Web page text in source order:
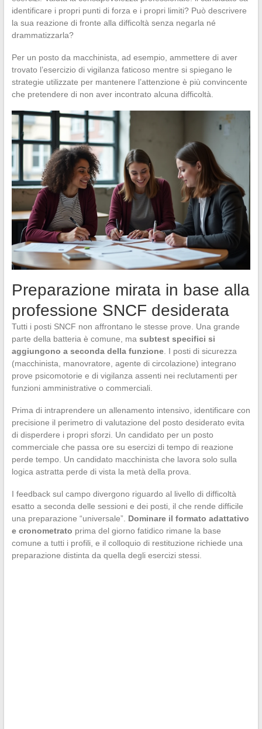
identificare i propri punti di forza e i propri limiti? Può descrivere
la sua reazione di fronte alla difficoltà senza negarla né
drammatizzarla?
Per un posto da macchinista, ad esempio, ammettere di aver
trovato l’esercizio di vigilanza faticoso mentre si spiegano le
strategie utilizzate per mantenere l’attenzione è più convincente
che pretendere di non aver incontrato alcuna difficoltà.
Preparazione mirata in base alla
professione SNCF desiderata
Tutti i posti SNCF non affrontano le stesse prove. Una grande
parte della batteria è comune, ma subtest specifici si
aggiungono a seconda della funzione. I posti di sicurezza
(macchinista, manovratore, agente di circolazione) integrano
prove psicomotorie e di vigilanza assenti nei reclutamenti per
funzioni amministrative o commerciali.
Prima di intraprendere un allenamento intensivo, identificare con
precisione il perimetro di valutazione del posto desiderato evita
di disperdere i propri sforzi. Un candidato per un posto
commerciale che passa ore su esercizi di tempo di reazione
perde tempo. Un candidato macchinista che lavora solo sulla
logica astratta perde di vista la metà della prova.
I feedback sul campo divergono riguardo al livello di difficoltà
esatto a seconda delle sessioni e dei posti, il che rende difficile
una preparazione “universale”. Dominare il formato adattativo
e cronometrato prima del giorno fatidico rimane la base
comune a tutti i profili, e il colloquio di restituzione richiede una
preparazione distinta da quella degli esercizi stessi.